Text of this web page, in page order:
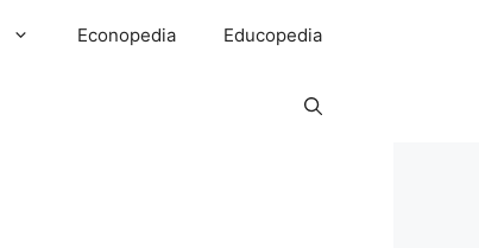
Econopedia Educopedia